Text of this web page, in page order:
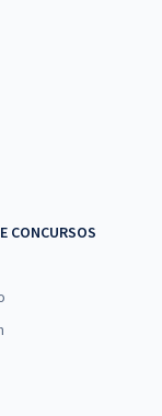
CONCURSOS